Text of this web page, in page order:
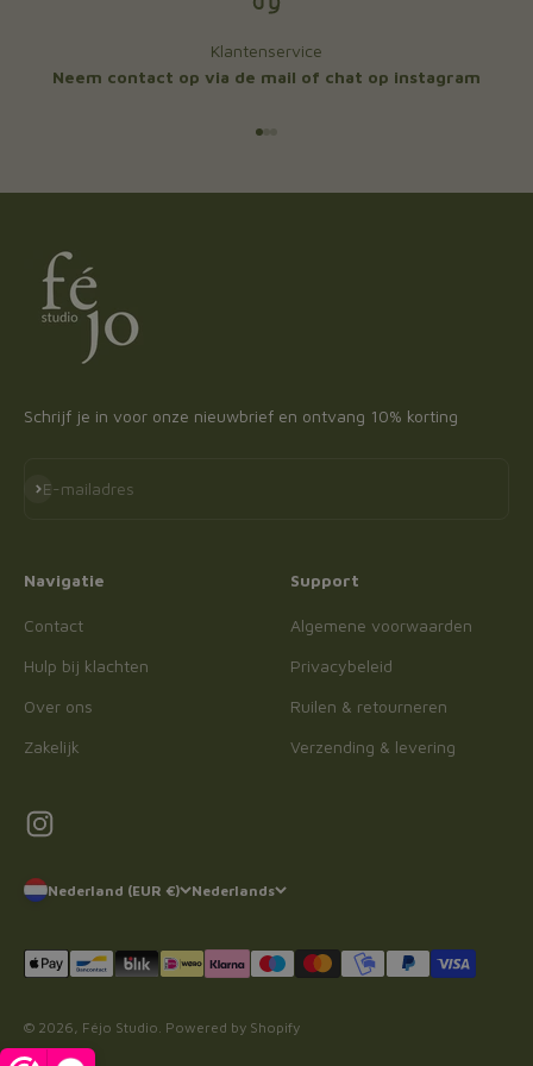
Klantenservice
Neem contact op via de mail of chat op instagram
Schrijf je in voor onze nieuwbrief en ontvang 10% korting
E-mailadres
Abonneren
Navigatie
Contact
Hulp bij klachten
Over ons
Zakelijk
Support
Algemene voorwaarden
Privacybeleid
Ruilen & retourneren
Verzending & levering
Nederland (EUR €) Nederlands
© 2026, Féjo Studio. Powered by Shopify